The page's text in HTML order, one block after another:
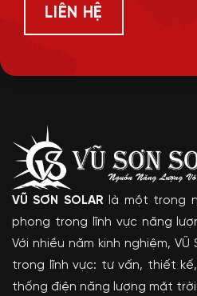
LIÊN HỆ
VŨ SƠN SOLAR là một trong
phong trong lĩnh vực năng
Với nhiều năm kinh nghiệm, VŨ
trong lĩnh vực: tư vấn, thiết
thống điện năng lượng mặt